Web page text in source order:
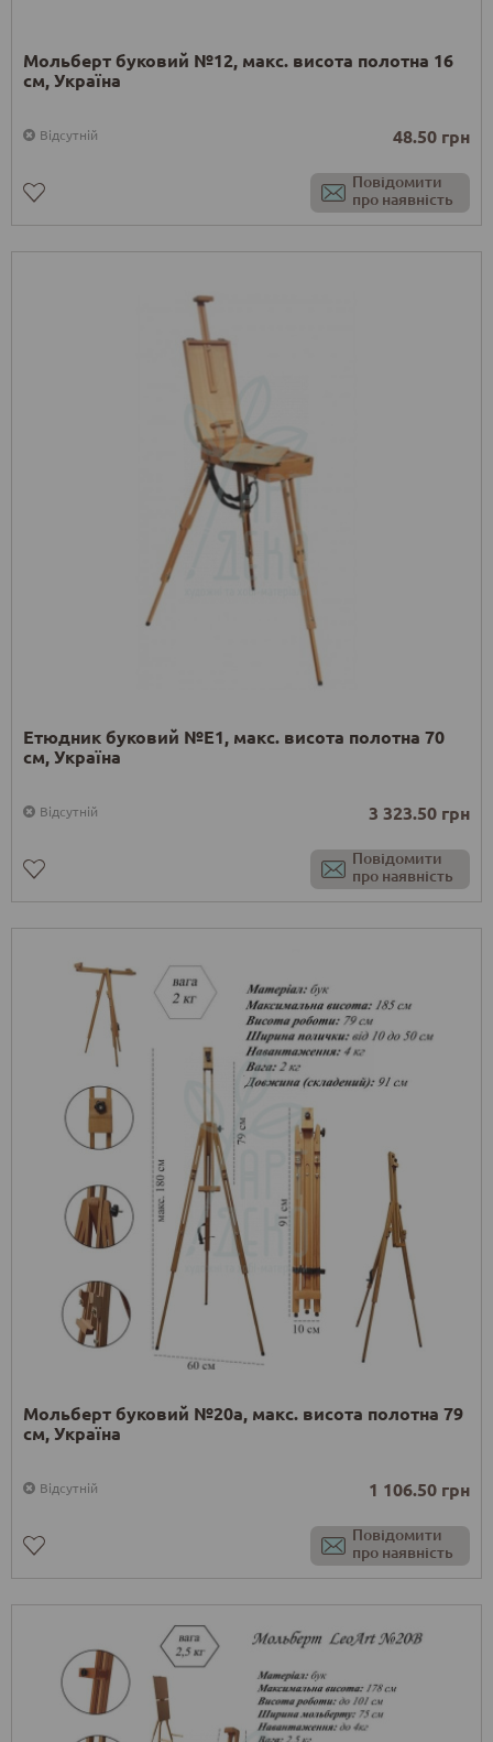
Мольберт буковий №12, макс. висота полотна 16
см, Україна
Відсутній 48.50 грн
Повідомити
про наявність
Етюдник буковий №Е1, макс. висота полотна 70
см, Україна
Відсутній 3 323.50 грн
Повідомити
про наявність
Мольберт буковий №20а, макс. висота полотна 79
см, Україна
Відсутній 1 106.50 грн
Повідомити
про наявність